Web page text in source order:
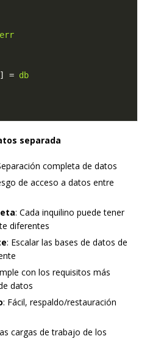
err
] = db
separada
completa de datos
de acceso a datos entre
: Cada inquilino puede tener
diferentes
: Escalar las bases de datos de
con los requisitos más
datos
: Fácil, respaldo/restauración
cargas de trabajo de los